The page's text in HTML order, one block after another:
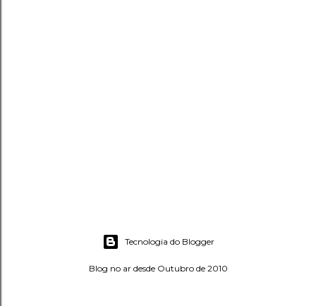
Tecnologia do Blogger
Blog no ar desde Outubro de 2010